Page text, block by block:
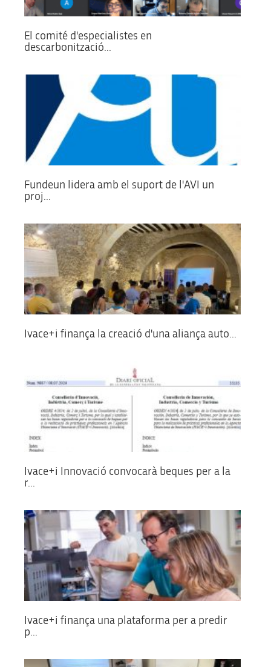
El comité d'especialistes en
descarbonització...
Fundeun lidera amb el suport de l'AVI un
proj...
Ivace+i finança la creació d'una aliança auto...
Ivace+i Innovació convocarà beques per a la
r...
Ivace+i finança una plataforma per a predir
p...